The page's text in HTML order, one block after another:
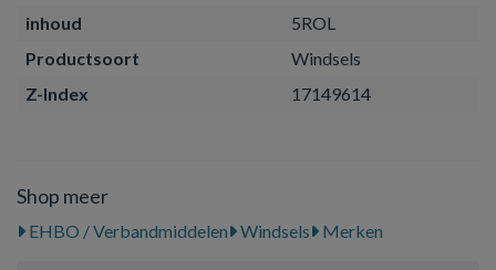
inhoud
5ROL
Productsoort
Windsels
Z-Index
17149614
Shop meer
EHBO / Verbandmiddelen Windsels Merken